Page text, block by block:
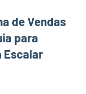
de Vendas
para
Escalar